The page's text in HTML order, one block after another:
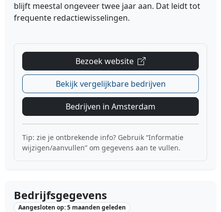
blijft meestal ongeveer twee jaar aan. Dat leidt tot
frequente redactiewisselingen.
Bezoek website
Bekijk vergelijkbare bedrijven
Bedrijven in Amsterdam
Tip: zie je ontbrekende info? Gebruik “Informatie
wijzigen/aanvullen” om gegevens aan te vullen.
Bedrijfsgegevens
Aangesloten op: 5 maanden geleden